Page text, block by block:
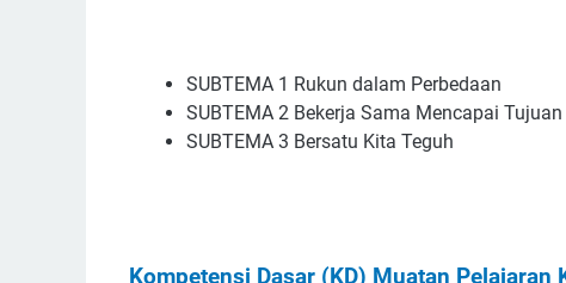
SUBTEMA 1 Rukun dalam Perbedaan
SUBTEMA 2 Bekerja Sama Mencapai Tujuan
SUBTEMA 3 Bersatu Kita Teguh
Kompetensi Dasar (KD) Muatan Pelajaran